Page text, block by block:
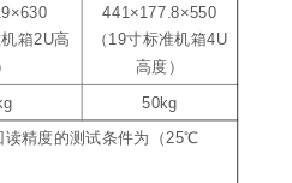
机箱2U高
441×177.8×550
（19寸标准机箱4U
高度）
50kg
读精度的测试条件为（25℃